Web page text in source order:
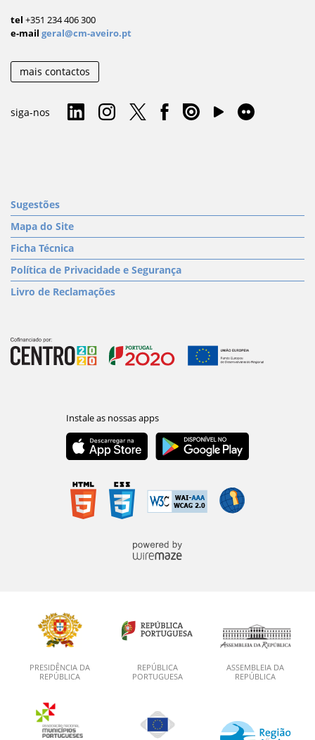
tel +351 234 406 300
e-mail geral@cm-aveiro.pt
mais contactos
siga-nos
Sugestões
Mapa do Site
Ficha Técnica
Política de Privacidade e Segurança
Livro de Reclamações
PRESIDÊNCIA DA
REPÚBLICA
REPÚBLICA
PORTUGUESA
ASSEMBLEIA DA
REPÚBLICA